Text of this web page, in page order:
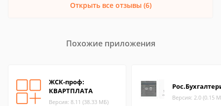
Открыть все отзывы (6)
Похожие приложения
ЖСК-проф:
КВАРТПЛАТА
Версия: 8.11 (38.33 МБ)
Версия: 2.0 (0.15